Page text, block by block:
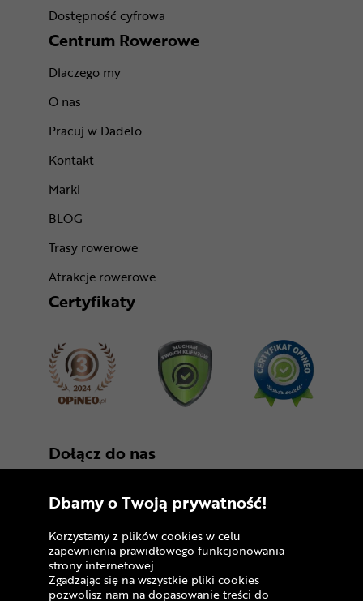
Dostępność cyfrowa
Centrum Rowerowe
Dlaczego my
O nas
Pracuj w Dadelo
Kontakt
Marki
BLOG
Trasy rowerowe
Atrakcje rowerowe
Certyfikaty
Dołącz do nas
Copyright © 2005 - 2026
Dbamy o Twoją prywatność!
Korzystamy z plików cookies w celu
zapewnienia prawidłowego funkcjonowania
strony internetowej.
Zgadzając się na wszystkie pliki cookies
pozwolisz nam na dopasowanie treści do